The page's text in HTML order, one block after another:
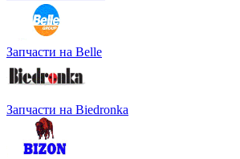
Запчасти на Belle
Запчасти на Biedronka